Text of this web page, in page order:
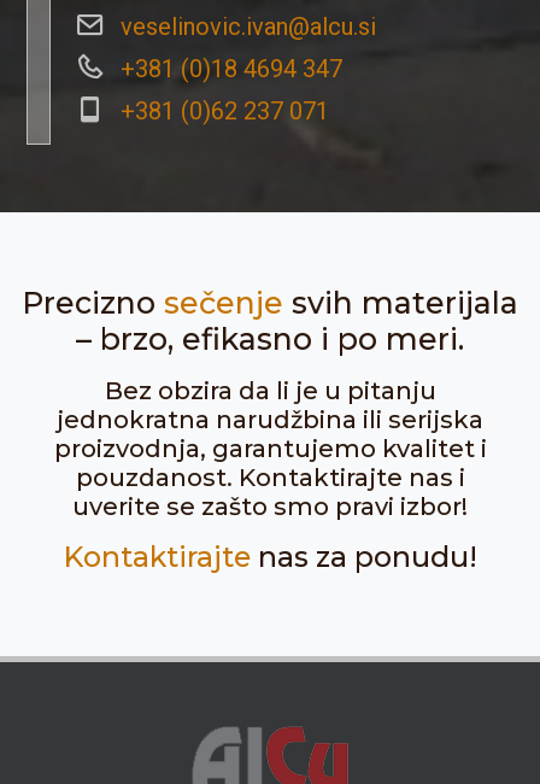
veselinovic.ivan@alcu.si
+381 (0)18 4694 347
+381 (0)62 237 071
Precizno sečenje svih materijala
– brzo, efikasno i po meri.
Bez obzira da li je u pitanju
jednokratna narudžbina ili serijska
proizvodnja, garantujemo kvalitet i
pouzdanost. Kontaktirajte nas i
uverite se zašto smo pravi izbor!
Kontaktirajtenas za ponudu!